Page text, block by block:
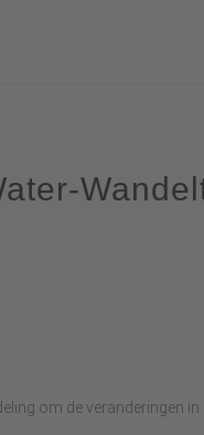
om de veranderingen